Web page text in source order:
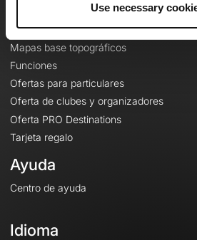
Use necessary
Ofertas
Mapas base topográficos
Funciones
Ofertas para particulares
Oferta de clubes y organizadores
Oferta PRO Destinations
Tarjeta regalo
Ayuda
Centro de ayuda
Idioma